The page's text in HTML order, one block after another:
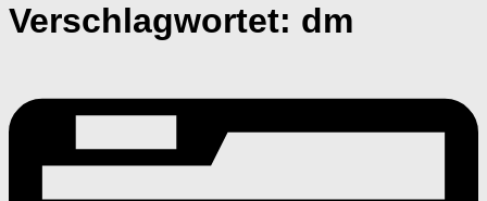
Verschlagwortet: dm